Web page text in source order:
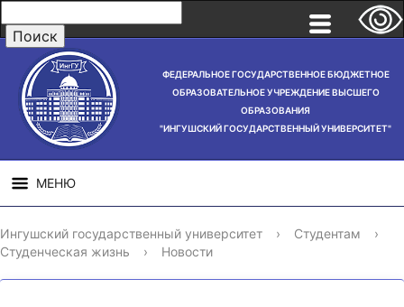
ФЕДЕРАЛЬНОЕ ГОСУДАРСТВЕННОЕ БЮДЖЕТНОЕ
ОБРАЗОВАТЕЛЬНОЕ УЧРЕЖДЕНИЕ ВЫСШЕГО
ОБРАЗОВАНИЯ
"ИНГУШСКИЙ ГОСУДАРСТВЕННЫЙ УНИВЕРСИТЕТ"
МЕНЮ
СВЕДЕНИЯ ОБ
ОБРАЗОВАТЕЛЬНОЙ
НАУЧНАЯ
ДЕЯТЕЛЬНОСТЬ
Ингушский государственный университет › Студентам
›
Студенческая жизнь
› Новости